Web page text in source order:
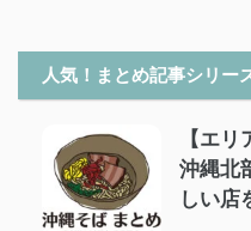
人気！まとめ記事シリー
【エ
沖縄北
しい店